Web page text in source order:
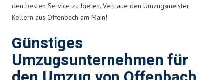
den besten Service zu bieten. Vertraue den Umzugsmeister
Kellern aus Offenbach am Main!
Günstiges
Umzugsunternehmen für